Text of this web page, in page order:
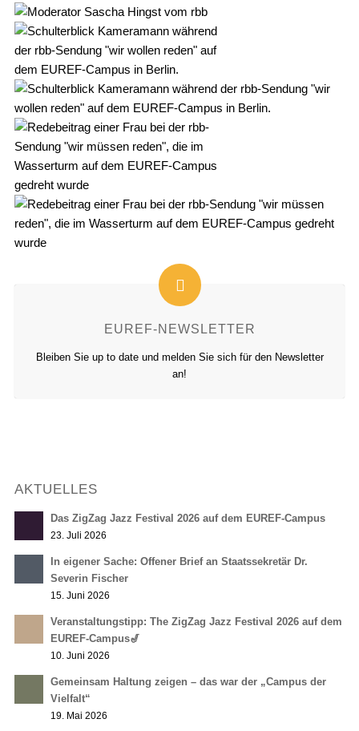
EUREF-NEWSLETTER
Bleiben Sie up to date und melden Sie sich für den Newsletter
an!
AKTUELLES
Das ZigZag Jazz Festival 2026 auf dem EUREF-Campus
23. Juli 2026
In eigener Sache: Offener Brief an Staatssekretär Dr.
Severin Fischer
15. Juni 2026
Veranstaltungstipp: The ZigZag Jazz Festival 2026 auf dem
EUREF-Campus🎷
10. Juni 2026
Gemeinsam Haltung zeigen – das war der „Campus der
Vielfalt“
19. Mai 2026